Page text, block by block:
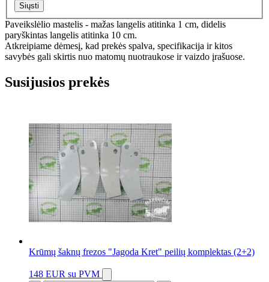
Siųsti
Paveikslėlio mastelis - mažas langelis atitinka 1 cm, didelis
paryškintas langelis atitinka 10 cm.
Atkreipiame dėmesį, kad prekės spalva, specifikacija ir kitos
savybės gali skirtis nuo matomų nuotraukose ir vaizdo įrašuose.
Susijusios prekės
Krūmų šaknų frezos "Jagoda Kret" peilių komplektas (2+2)
148 EUR su PVM